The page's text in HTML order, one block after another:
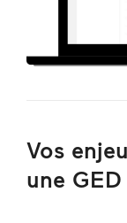
Vos
une